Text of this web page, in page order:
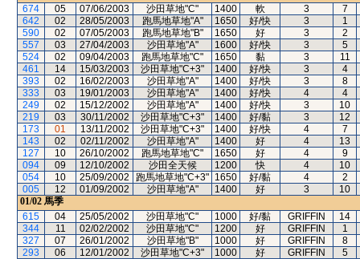
674
05 07/06/2003 沙田草地"C" 1400 軟 3
7
642
02 28/05/2003 跑馬地草地"A" 1650 好/快 3
1
590
02 07/05/2003 跑馬地草地"B" 1650 好 3
2
557
03 27/04/2003 沙田草地"A" 1600 好/快 3
5
524
02 09/04/2003 跑馬地草地"C" 1650 黏 3
11
461
14 15/03/2003 沙田草地"C+3" 1400 好/快 3
4
393
02 16/02/2003 沙田草地"A" 1400 好/快 3
8
333
03 19/01/2003 沙田草地"A" 1400 好/快 4
4
249
02 15/12/2002 沙田草地"A" 1400 好/快 3
10
219
03 30/11/2002 沙田草地"C+3" 1400 好/黏 3
12
173
01 13/11/2002 沙田草地"C+3" 1400 好/快 4
7
143
02 02/11/2002 沙田草地"A" 1400 好 4
13
127
10 26/10/2002 跑馬地草地"C" 1650 好 4
9
094
09 12/10/2002 沙田全天候 1200 快 4
10
054
10 25/09/2002 跑馬地草地"C+3" 1650 好/黏 4
2
005
12 01/09/2002 沙田草地"A" 1400 好 3
10
01/02 馬季
615
04 25/05/2002 沙田草地"C" 1000 好/黏 GRIFFIN
14
344
11 02/02/2002 沙田草地"C" 1200 好 GRIFFIN
1
327
07 26/01/2002 沙田草地"B" 1000 好 GRIFFIN
8
293
06 12/01/2002 沙田草地"C+3" 1000 好 GRIFFIN 5